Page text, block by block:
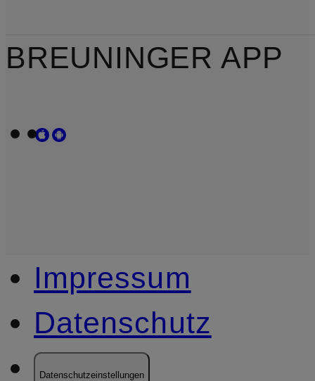
BREUNINGER APP
Impressum
Datenschutz
Datenschutzeinstellungen